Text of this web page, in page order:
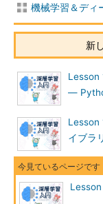
機械学習＆ディ
新
―
Lesson
イブラ